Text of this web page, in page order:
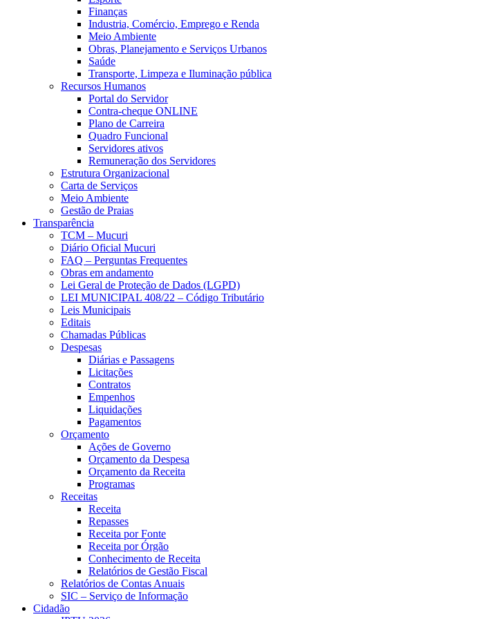
Finanças
Industria, Comércio, Emprego e Renda
Meio Ambiente
Obras, Planejamento e Serviços Urbanos
Saúde
Transporte, Limpeza e Iluminação pública
Recursos Humanos
Portal do Servidor
Contra-cheque ONLINE
Plano de Carreira
Quadro Funcional
Servidores ativos
Remuneração dos Servidores
Estrutura Organizacional
Carta de Serviços
Meio Ambiente
Gestão de Praias
Transparência
TCM – Mucuri
Diário Oficial Mucuri
FAQ – Perguntas Frequentes
Obras em andamento
Lei Geral de Proteção de Dados (LGPD)
LEI MUNICIPAL 408/22 – Código Tributário
Leis Municipais
Editais
Chamadas Públicas
Despesas
Diárias e Passagens
Licitações
Contratos
Empenhos
Liquidações
Pagamentos
Orçamento
Ações de Governo
Orçamento da Despesa
Orçamento da Receita
Programas
Receitas
Receita
Repasses
Receita por Fonte
Receita por Órgão
Conhecimento de Receita
Relatórios de Gestão Fiscal
Relatórios de Contas Anuais
SIC – Serviço de Informação
Cidadão